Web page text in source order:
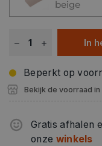
beige
In
Beperkt op
Bekijk de voorraad
Gratis afhalen
onze winkels